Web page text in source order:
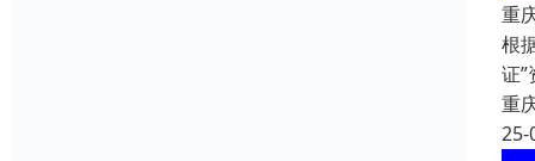
重
根
证
重
25-